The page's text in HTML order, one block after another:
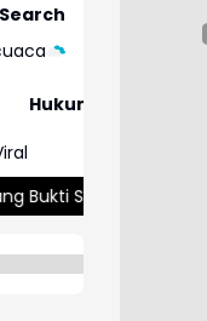
Search
Hukum
Deportasi 25 WN